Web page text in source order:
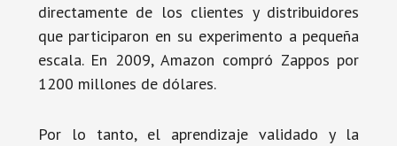
directamente de los clientes y distribuidores
que participaron en su experimento a pequeña
escala. En 2009, Amazon compró Zappos por
1200 millones de dólares.
Por lo tanto, el aprendizaje validado y la